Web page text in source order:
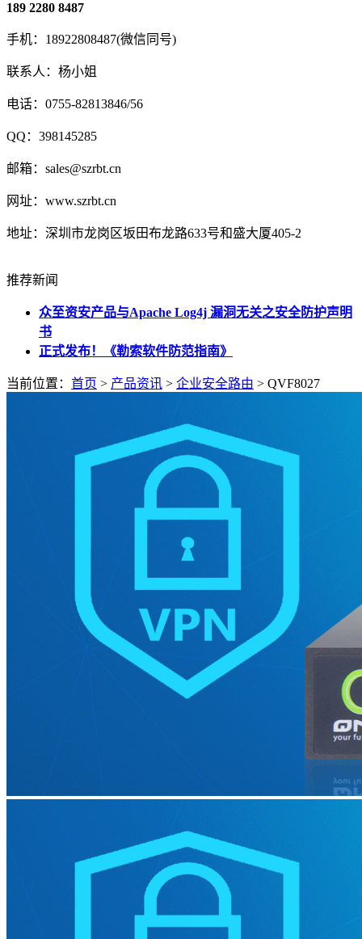
189 2280 8487
手机：18922808487(微信同号)
联系人：杨小姐
电话：0755-82813846/56
QQ：398145285
邮箱：sales@szrbt.cn
网址：www.szrbt.cn
地址：深圳市龙岗区坂田布龙路633号和盛大厦405-2
推荐新闻
‎众至资安产品与Apache Log4j 漏洞无关之安全防护声明
书
正式发布！《勒索软件防范指南》
当前位置： 首页 > 产品资讯 > 企业安全路由 > QVF8027